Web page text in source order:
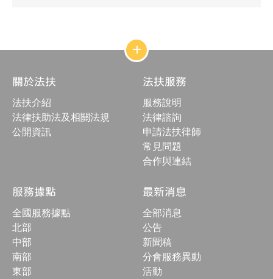
網
站
構
合
按
鈕
關於法扶
法扶介紹
法律扶助法及相關法規
公開資訊
法扶服務
服務說明
法律諮詢
申請法扶律師
常見問題
合作與連結
服務據點
全國服務據點
北部
中部
南部
東部
最新消息
全部消息
公告
新聞稿
分會服務異動
活動